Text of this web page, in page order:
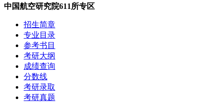
中国航空研究院611所专区
招生简章
专业目录
参考书目
考研大纲
成绩查询
分数线
考研录取
考研真题